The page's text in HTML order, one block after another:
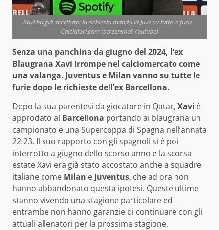
Xavi ha già accettato: la richiesta manda la Juve su tutte le furie -
Calciatori.com (screenshot Youtube)
Senza una panchina da giugno del 2024, l’ex
Blaugrana Xavi irrompe nel calciomercato come
una valanga. Juventus e Milan vanno su tutte le
furie dopo le richieste dell’ex Barcellona.
Dopo la sua parentesi da giocatore in Qatar, Xavi è
approdato al Barcellona portando ai blaugrana un
campionato e una Supercoppa di Spagna nell’annata
22-23. Il suo rapporto con gli spagnoli si è poi
interrotto a giugno dello scorso anno e la scorsa
estate Xavi era già stato accostato anche a squadre
italiane come Milan e Juventus, che ad ora non
hanno abbandonato questa ipotesi. Queste ultime
stanno vivendo una stagione particolare ed
entrambe non hanno garanzie di continuare con gli
attuali allenatori per la prossima stagione.